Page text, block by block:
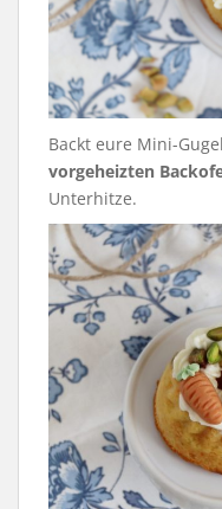
Backt eure Mini-
vorgeheizten
Unterhitze.